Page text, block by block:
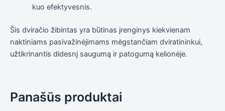
kuo efektyvesnis.
Šis dviračio žibintas yra būtinas įrenginys kiekvienam
naktiniams pasivažinėjimams mėgstančiam dviratininkui,
užtikrinantis didesnį saugumą ir patogumą kelionėje.
Panašūs produktai